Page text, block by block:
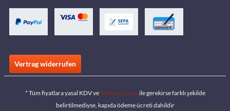
Vertrag widerrufen
* Tüm fiyatlara yasal KDV veteslimat ücreti ile gerekirse farklı şekilde
belirtilmediyse, kapıda ödeme ücreti dahildir